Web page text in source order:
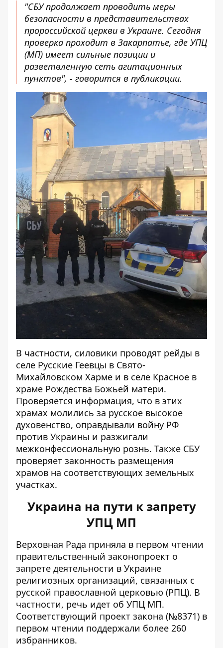
"СБУ продолжает проводить меры
безопасности в представительствах
пророссийской церкви в Украине. Сегодня
проверка проходит в Закарпатье, где УПЦ
(МП) имеет сильные позиции и
разветвленную сеть агитационных
пунктов", - говорится в публикации.
В частности, силовики проводят рейды в
селе Русские Геевцы в Свято-
Михайловском Харме и в селе Красное в
храме Рождества Божьей матери.
Проверяется информация, что в этих
храмах молились за русское высокое
духовенство, оправдывали войну РФ
против Украины и разжигали
межконфессиональную рознь. Также СБУ
проверяет законность размещения
храмов на соответствующих земельных
участках.
Украина на пути к запрету
УПЦ МП
Верховная Рада приняла в первом чтении
правительственный законопроект о
запрете деятельности в Украине
религиозных организаций, связанных с
русской православной церковью (РПЦ). В
частности, речь идет об УПЦ МП.
Соответствующий проект закона (№8371) в
первом чтении поддержали более 260
избранников.